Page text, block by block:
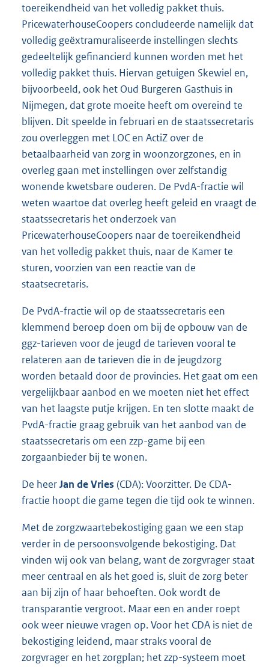
toereikendheid van het volledig pakket thuis.
PricewaterhouseCoopers concludeerde namelijk dat
volledig geëxtramuraliseerde instellingen slechts
gedeeltelijk gefinancierd kunnen worden met het
volledig pakket thuis. Hiervan getuigen Skewiel en,
bijvoorbeeld, ook het Oud Burgeren Gasthuis in
Nijmegen, dat grote moeite heeft om overeind te
blijven. Dit speelde in februari en de staatssecretaris
zou overleggen met LOC en ActiZ over de
betaalbaarheid van zorg in woonzorgzones, en in
overleg gaan met instellingen over zelfstandig
wonende kwetsbare ouderen. De PvdA-fractie wil
weten waartoe dat overleg heeft geleid en vraagt de
staatssecretaris het onderzoek van
PricewaterhouseCoopers naar de toereikendheid
van het volledig pakket thuis, naar de Kamer te
sturen, voorzien van een reactie van de
staatsecretaris.
De PvdA-fractie wil op de staatssecretaris een
klemmend beroep doen om bij de opbouw van de
ggz-tarieven voor de jeugd de tarieven vooral te
relateren aan de tarieven die in de jeugdzorg
worden betaald door de provincies. Het gaat om een
vergelijkbaar aanbod en we moeten niet het effect
van het laagste putje krijgen. En ten slotte maakt de
PvdA-fractie graag gebruik van het aanbod van de
staatssecretaris om een zzp-game bij een
zorgaanbieder bij te wonen.
De heerJan de Vries (CDA): Voorzitter. De CDA-
fractie hoopt die game tegen die tijd ook te winnen.
Met de zorgzwaartebekostiging gaan we een stap
verder in de persoonsvolgende bekostiging. Dat
vinden wij ook van belang, want de zorgvrager staat
meer centraal en als het goed is, sluit de zorg beter
aan bij zijn of haar behoeften. Ook wordt de
transparantie vergroot. Maar een en ander roept
ook weer nieuwe vragen op. Voor het CDA is niet de
bekostiging leidend, maar straks vooral de
zorgvrager en het zorgplan; het zzp-systeem moet